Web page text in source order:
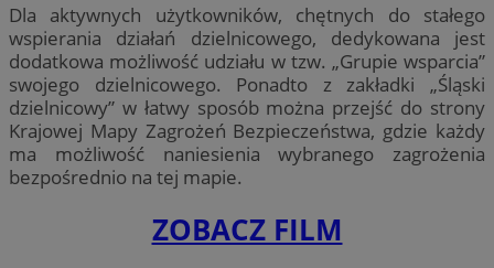
Dla aktywnych użytkowników, chętnych do stałego
wspierania działań dzielnicowego, dedykowana jest
dodatkowa możliwość udziału w tzw. „Grupie wsparcia”
swojego dzielnicowego. Ponadto z zakładki „Śląski
dzielnicowy” w łatwy sposób można przejść do strony
Krajowej Mapy Zagrożeń Bezpieczeństwa, gdzie każdy
ma możliwość naniesienia wybranego zagrożenia
bezpośrednio na tej mapie.
ZOBACZ FILM